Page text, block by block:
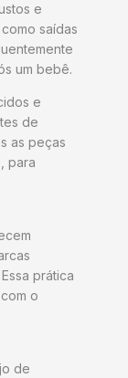
e
saídas
um bebê.
e
de
as peças
para
prática
o
de